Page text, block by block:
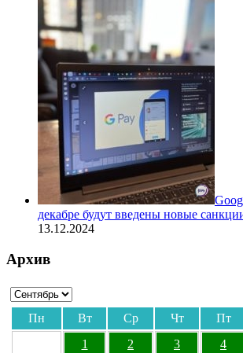
декабре будут введены новые
13.12.2024
Архив
Пн Вт Ср Чт Пт
1
2 3 4